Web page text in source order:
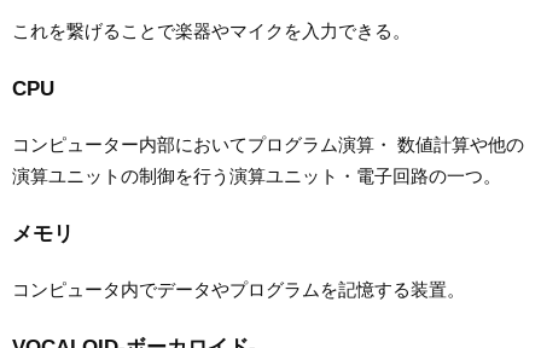
これを繋げることで楽器やマイクを入力できる。
CPU
コンピューター内部においてプログラム演算・ 数値計算や他の
演算ユニットの制御を行う演算ユニット・電子回路の一つ。
メモリ
コンピュータ内でデータやプログラムを記憶する装置。